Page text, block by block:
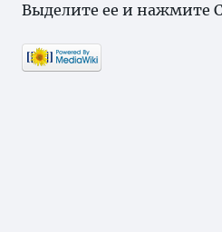
Выделите ее и нажмите